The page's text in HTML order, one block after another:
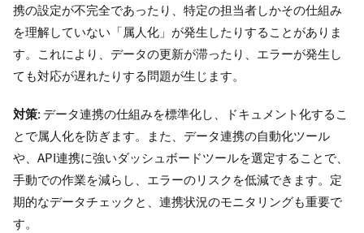
携の設定が不完全であったり、特定の担当者しかその仕組み
を理解していない「属人化」が発生したりすることがありま
す。これにより、データの更新が滞ったり、エラーが発生し
ても対応が遅れたりする問題が生じます。
対策: データ連携の仕組みを標準化し、ドキュメント化するこ
とで属人化を防ぎます。また、データ連携の自動化ツール
や、API連携に強いダッシュボードツールを選定することで、
手動での作業を減らし、エラーのリスクを低減できます。定
期的なデータチェックと、連携状況のモニタリングも重要で
す。